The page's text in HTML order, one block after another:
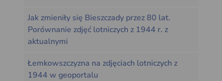
Jak zmieniły się Bieszczady przez 80 lat.
Porównanie zdjęć lotniczych z 1944 r. z
aktualnymi
Łemkowszczyzna na zdjęciach lotniczych z
1944 w geoportalu